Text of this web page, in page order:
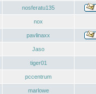
nosferatu135
nox
pavlinaxx
Jaso
tiger01
pccentrum
marlowe